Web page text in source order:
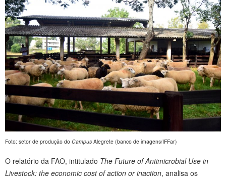
Foto: setor de produção do Campus Alegrete (banco de imagens/IFFar)
O relatório da FAO, intitulado The Future of Antimicrobial Use in
Livestock: the economic cost of action or inaction, analisa os